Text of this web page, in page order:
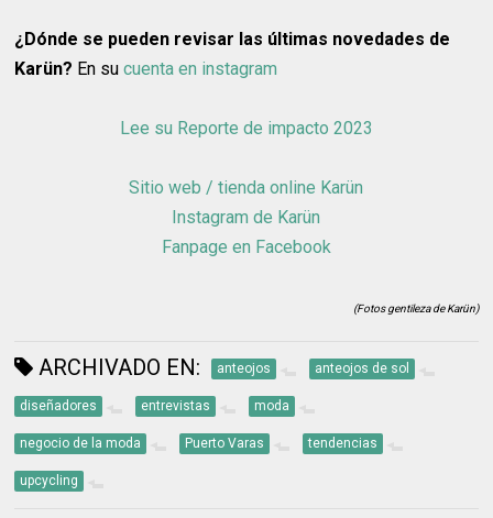
¿Dónde se pueden revisar las últimas novedades de
Karün? En sucuenta en instagram
Lee su Reporte de impacto 2023
Sitio web / tienda online Karün
Instagram de Karün
Fanpage en Facebook
(Fotos gentileza de Karün)
ARCHIVADO EN: anteojos anteojos de sol
diseñadores entrevistas moda
negocio de la moda Puerto Varas tendencias
upcycling